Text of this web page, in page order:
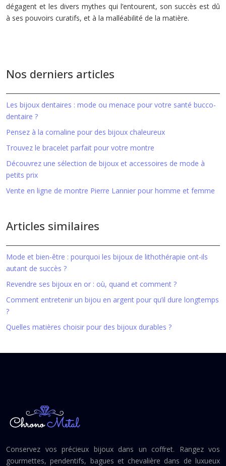
dégagent et les divers mythes qui l’entourent, son succès est dû
à ses pouvoirs curatifs, et à la malléabilité de la matière.
Nos derniers articles
Les bijoux dentaires : mode ou menace pour votre santé bucco-
dentaire ?
Pensez à la cornaline pour des bijoux chaleureux
Trouvez le bracelet parfait pour votre montre
Découvrez une sélection de bijoux et accessoires de mode à
petits prix
Vente en ligne de montre Pierre Lannier pour homme et femme
Articles similaires
Mode et bien-être : pourquoi les bijoux de lithothérapie ont-ils
autant de succès ?
Revendre ses bijoux en or : où, quand et comment ?
Comment entretenir un bijou en argent pour qu’il dure longtemps
?
Quelles matières choisir pour des bijoux durables ?
Conservez vos précieux bijoux dans un coffret. Rangez vos
gourmettes, pendentifs, bagues et chevalière dans de luxueux